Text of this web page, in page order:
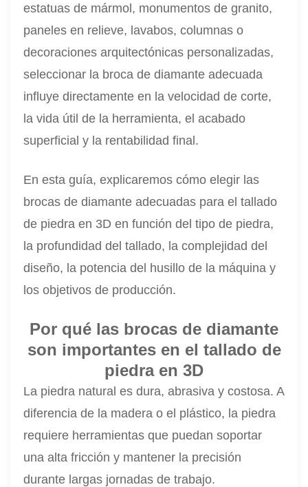
estatuas de mármol, monumentos de granito,
paneles en relieve, lavabos, columnas o
decoraciones arquitectónicas personalizadas,
seleccionar la broca de diamante adecuada
influye directamente en la velocidad de corte,
la vida útil de la herramienta, el acabado
superficial y la rentabilidad final.
En esta guía, explicaremos cómo elegir las
brocas de diamante adecuadas para el tallado
de piedra en 3D en función del tipo de piedra,
la profundidad del tallado, la complejidad del
diseño, la potencia del husillo de la máquina y
los objetivos de producción.
Por qué las brocas de diamante
son importantes en el tallado de
piedra en 3D
La piedra natural es dura, abrasiva y costosa. A
diferencia de la madera o el plástico, la piedra
requiere herramientas que puedan soportar
una alta fricción y mantener la precisión
durante largas jornadas de trabajo.